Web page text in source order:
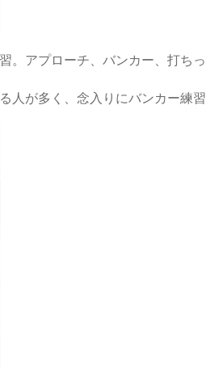
。アプローチ、バンカー、打ちっ
人が多く、念入りにバンカー練習